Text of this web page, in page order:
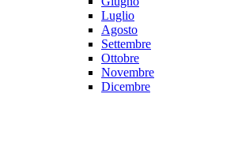
Luglio
Agosto
Settembre
Ottobre
Novembre
Dicembre